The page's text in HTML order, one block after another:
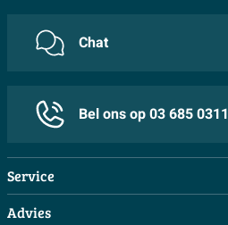
Chat
Bel ons op 03 685 0311
Service
Veelgestelde vragen
Advies